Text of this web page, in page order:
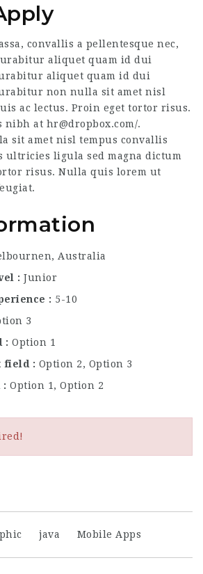
convallis a pellentesque nec,
aliquet quam id dui
aliquet quam id dui
non nulla sit amet nisl
ac lectus. Proin eget tortor risus.
at hr@dropbox.com/.
sit amet nisl tempus convallis
ultricies ligula sed magna dictum
risus. Nulla quis lorem ut
Australia
Junior
5-10
3
Option 1
field
Option 2, Option 3
Option 1, Option 2
java Mobile Apps